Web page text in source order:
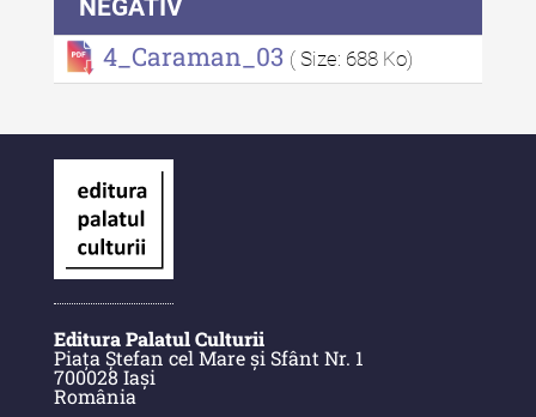
MediCult - Revista de mediere
culturală II (2023)
Acta Pangratia
Acta Pangratia I (2023)
Acta Pangratia II (2024)
Acta Pangratia III (2025)
Indexul Complet
NEGATIV
4_Caraman_03 ( Size: 688 Ko)
Editura Palatul Culturii
Piața Ștefan cel Mare și Sfânt Nr. 1
700028 Iași
România